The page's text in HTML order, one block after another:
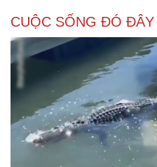
CUỘC SỐNG ĐÓ ĐÂY